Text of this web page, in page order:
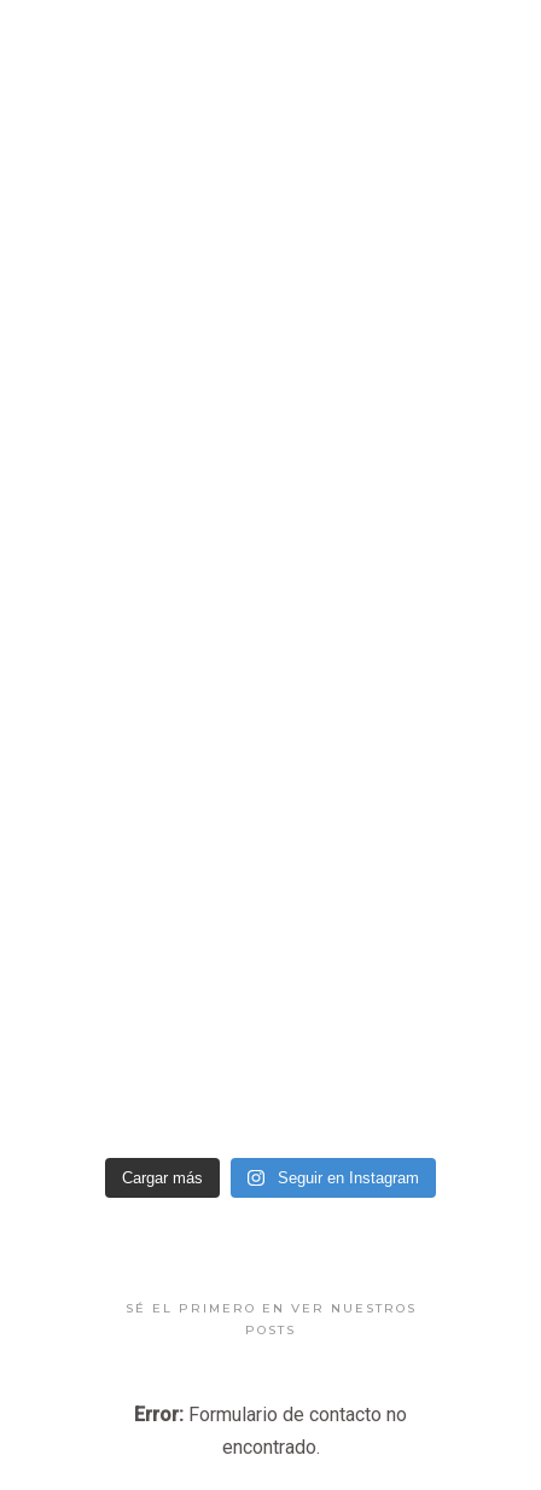
Cargar más Seguir en Instagram
SÉ EL PRIMERO EN VER NUESTROS
POSTS
Error: Formulario de contacto no
encontrado.